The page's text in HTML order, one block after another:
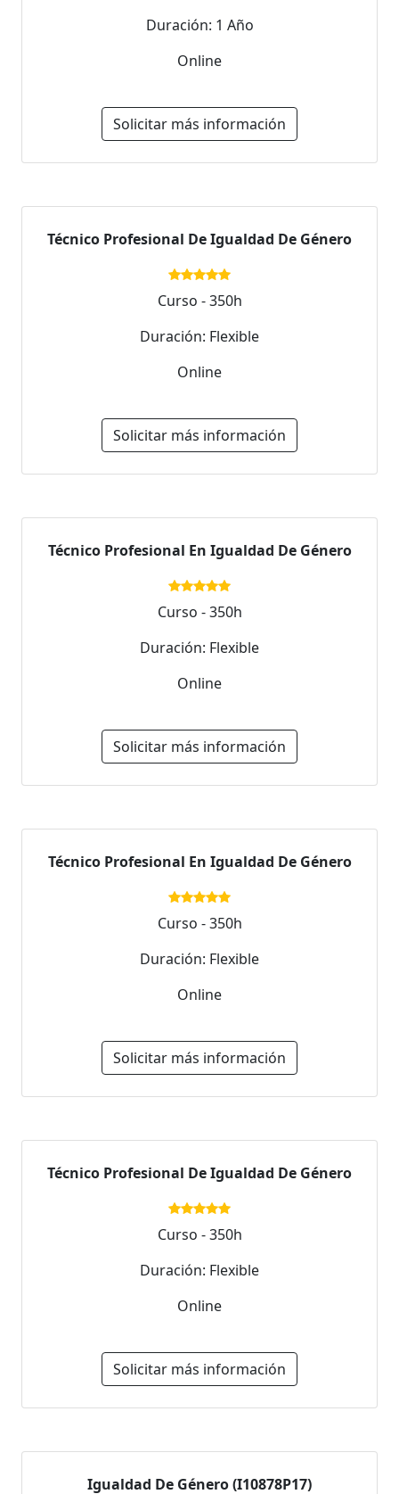
Duración: 1 Año
Online
Solicitar más información
Técnico Profesional De Igualdad De Género
Curso - 350h
Duración: Flexible
Online
Solicitar más información
Técnico Profesional En Igualdad De Género
Curso - 350h
Duración: Flexible
Online
Solicitar más información
Técnico Profesional En Igualdad De Género
Curso - 350h
Duración: Flexible
Online
Solicitar más información
Técnico Profesional De Igualdad De Género
Curso - 350h
Duración: Flexible
Online
Solicitar más información
Igualdad De Género (I10878P17)